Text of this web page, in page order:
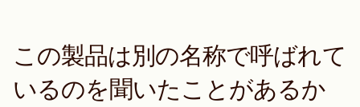
この製品は別の名称で呼ばれて
いるのを聞いたことがあるか